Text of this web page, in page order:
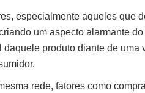
especialmente aqueles que
um aspecto alarmante
produto diante de uma
rede, fatores como